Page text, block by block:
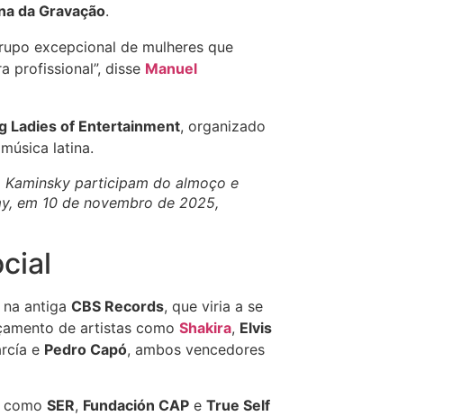
da Gravação.
excepcional de mulheres que
profissional”, disse Manuel
Ladies of Entertainment, organizado
latina.
Kaminsky participam do almoço e
em 10 de novembro de 2025,
antiga CBS Records, que viria a se
de artistas como Shakira, Elvis
e Pedro Capó, ambos vencedores
SER, Fundación CAP e True Self